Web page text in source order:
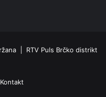
| RTV Puls Brčko distrikt
Kontakt